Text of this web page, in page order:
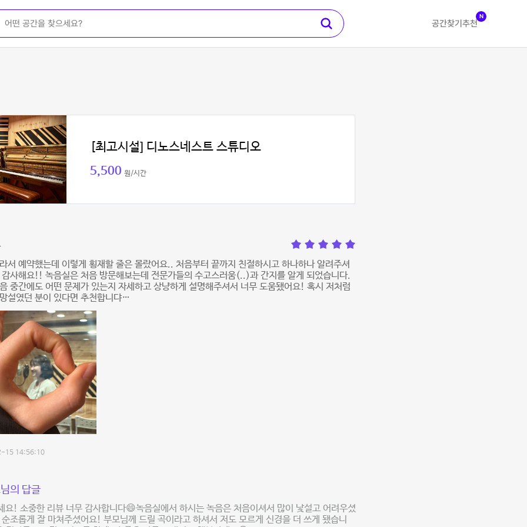
공간찾기 추천
N
[최고시설] 디노스네스트 스튜디오
5,500 원/시간
서 예약했는데 이렇게 횡재할 줄은 몰랐어요.. 처음부터 끝까지 친절하시고 하나하나 알려주셔
사해요!! 녹음실은 처음 방문해보는데 전문가들의 수고스러움(..)과 간지를 알게 되었습니다.
중간에도 어떤 문제가 있는지 자세하고 상냥하게 설명해주셔서 너무 도움됐어요! 혹시 저처럼
설였던 분이 있다면 추천합니댜…
15 14:56:10
의 답글
요! 소중한 리뷰 너무 감사합니다😄녹음실에서 하시는 녹음은 처음이셔서 많이 낯설고 어려우셨
조롭게 잘 마쳐주셨어요! 부모님께 드릴 곡이라고 하셔서 저도 모르게 신경을 더 쓰게 됐습니